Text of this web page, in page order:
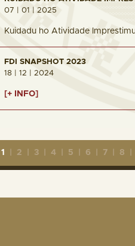
07 | 01 | 2025
Kuidadu ho Atividade
FDI SNAPSHOT 2023
18 | 12 | 2024
[+ INFO]
1 2 3 4 5 6 7 8